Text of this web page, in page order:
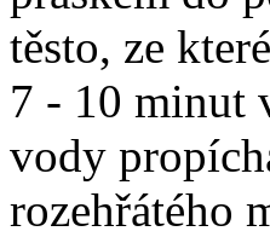
těsto, ze
7 - 10 minut
vody
rozehřátého